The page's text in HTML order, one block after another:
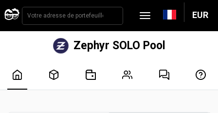
EUR
Zephyr SOLO Pool